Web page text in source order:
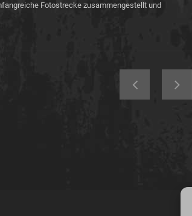
Fotostrecke zusammengestellt und